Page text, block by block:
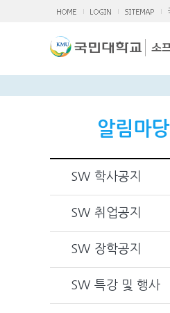
알림마당
SW 학사공지
SW 취업공지
SW 장학공지
SW 특강 및 행사